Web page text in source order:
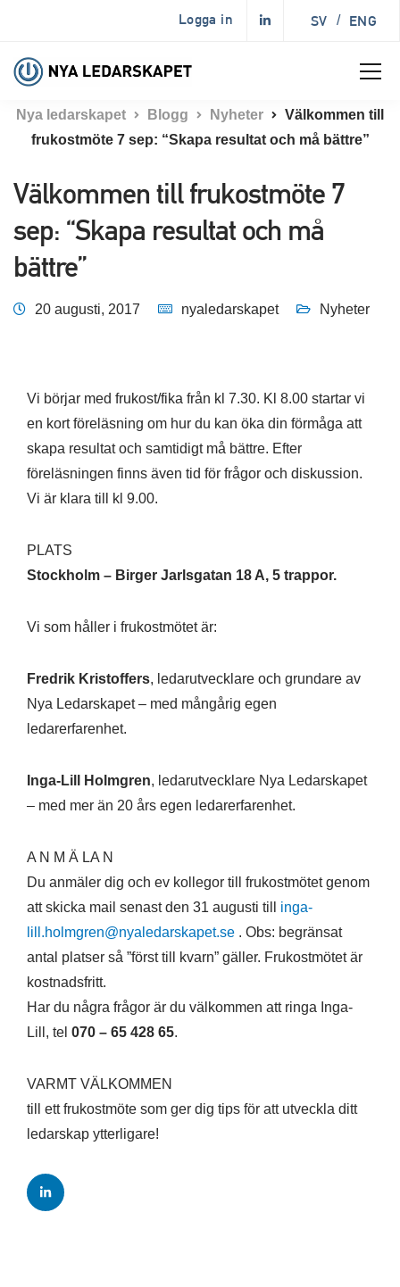
Logga in SV / ENG
Nya ledarskapet Blogg Nyheter
Välkommen till
frukostmöte 7 sep: “Skapa resultat och må bättre”
Välkommen till frukostmöte 7
sep: “Skapa resultat och må
bättre”
20 augusti, 2017 nyaledarskapet Nyheter
Vi börjar med frukost/fika från kl 7.30. Kl 8.00 startar vi
en kort föreläsning om hur du kan öka din förmåga att
skapa resultat och samtidigt må bättre. Efter
föreläsningen finns även tid för frågor och diskussion.
Vi är klara till kl 9.00.
PLATS
Stockholm – Birger Jarlsgatan 18 A, 5 trappor.
Vi som håller i frukostmötet är:
Fredrik Kristoffers, ledarutvecklare och grundare av
Nya Ledarskapet – med mångårig egen
ledarerfarenhet.
Inga-Lill Holmgren, ledarutvecklare Nya Ledarskapet
– med mer än 20 års egen ledarerfarenhet.
A N M Ä LA N
Du anmäler dig och ev kollegor till frukostmötet genom
att skicka mail senast den 31 augusti till inga-
lill.holmgren@nyaledarskapet.se . Obs: begränsat
antal platser så ”först till kvarn” gäller. Frukostmötet är
kostnadsfritt.
Har du några frågor är du välkommen att ringa Inga-
Lill, tel 070 – 65 428 65.
VARMT VÄLKOMMEN
till ett frukostmöte som ger dig tips för att utveckla ditt
ledarskap ytterligare!